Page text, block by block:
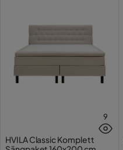
9
HVILA Classic Komplett